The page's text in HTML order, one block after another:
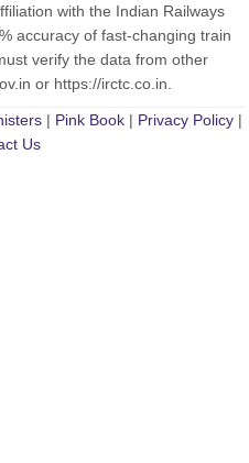
with the Indian Railways
accuracy of fast-changing train
verify the data from other
or https://irctc.co.in.
| Pink Book | Privacy Policy |
Us